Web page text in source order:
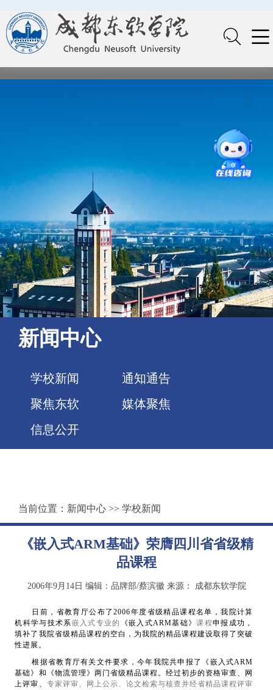
新闻中心
学校新闻
通知通告
聚焦东软
媒体聚焦
信息公开
当前位置： 新闻中心 >> 学校新闻
《嵌入式ARM基础》荣膺四川省省级精
品课程
2006年9月14日 编辑：品牌部/蔡滨徽 来源： 成都东软学院
日前，省教育厅公布了2006年度省级精品课程名单，我院计算
机科学与技术系嵌入式专业的 《嵌入式ARM基础》课程申报成功，
填补了我院省级精品课程的空白，为我院的精品课程建设取得了突破
性进展。
根据省教育厅有关文件要求，今年我院共申报了《嵌入式ARM
基础》和《物流管理》两门省级精品课程。经过初步的资格审查、网
上评审、 专家评审、网上公示、论文检索与核查并经省精品课程评审